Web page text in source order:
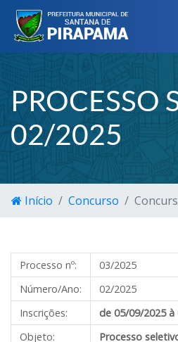
PROCESSO
02/2025
Início Concurso
Processo nº:
03/2025
Número/Ano:
02/2025
Inscrições:
de 05/09/2025à
Objeto:
Processo